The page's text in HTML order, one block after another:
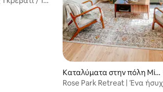
Καταλύματα στην πόλη Mis
soula
Rose Park Retreat | Ένα